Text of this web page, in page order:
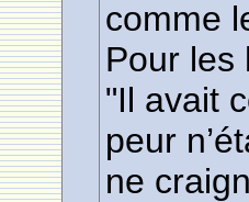
comme
Pour les
"Il avait
peur
ne